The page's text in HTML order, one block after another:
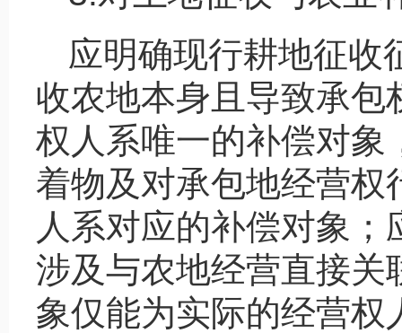
应明确现行耕地征收
收农地本身且导致承包
权人系唯一的补偿对象
着物及对承包地经营权
人系对应的补偿对象
涉及与农地经营直接关
象仅能为实际的经营权